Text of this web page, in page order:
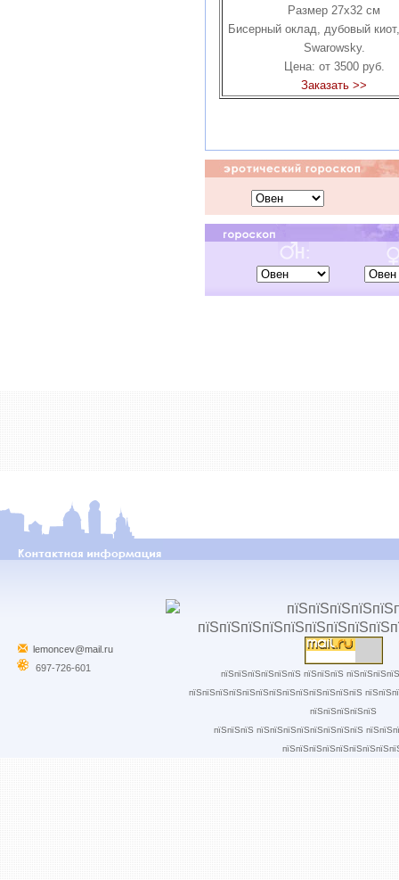
Размер 27х32 см
Бисерный оклад, дубовый
Swarowsky.
Цена: от 3500 руб.
Заказать >>
lemoncev@mail.ru
697-726-601
пїЅпїЅпїЅпїЅпїЅпїЅ пїЅпїЅпїЅ
пїЅпїЅпїЅпїЅпїЅпїЅпїЅпїЅпїЅпїЅпїЅпїЅпїЅ
пїЅпїЅпїЅпїЅпїЅ
пїЅпїЅпїЅ пїЅпїЅпїЅпїЅпїЅпїЅпїЅпїЅ